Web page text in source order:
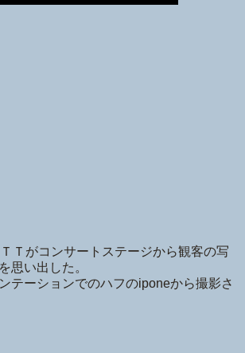
がコンサートステージから観客の写
思い出した。
ーションでのハフのiponeから撮影さ